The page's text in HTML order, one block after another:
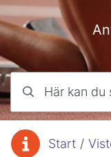
Hoppa till innehåll
Du är här:Start /